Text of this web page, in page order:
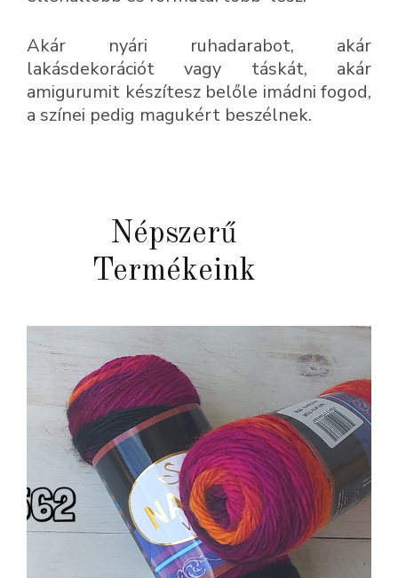
Akár nyári ruhadarabot, akár
lakásdekorációt vagy táskát, akár
amigurumit készítesz belőle imádni fogod,
a színei pedig magukért beszélnek.
Népszerű
Termékeink